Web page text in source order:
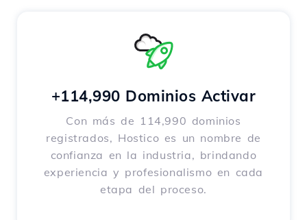
+114,990 Dominios Activar
Con más de 114,990 dominios
registrados, Hostico es un nombre de
confianza en la industria, brindando
experiencia y profesionalismo en cada
etapa del proceso.